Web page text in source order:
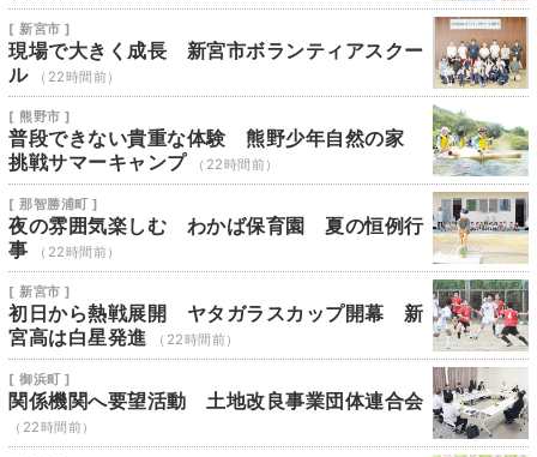
[ 新宮市 ]
現場で大きく成長 新宮市ボランティアスクー
ル
（22時間前）
[ 熊野市 ]
普段できない貴重な体験 熊野少年自然の家
挑戦サマーキャンプ
（22時間前）
[ 那智勝浦町 ]
夜の雰囲気楽しむ わかば保育園 夏の恒例行
事
（22時間前）
[ 新宮市 ]
初日から熱戦展開 ヤタガラスカップ開幕 新
宮高は白星発進
（22時間前）
[ 御浜町 ]
関係機関へ要望活動 土地改良事業団体連合会
（22時間前）